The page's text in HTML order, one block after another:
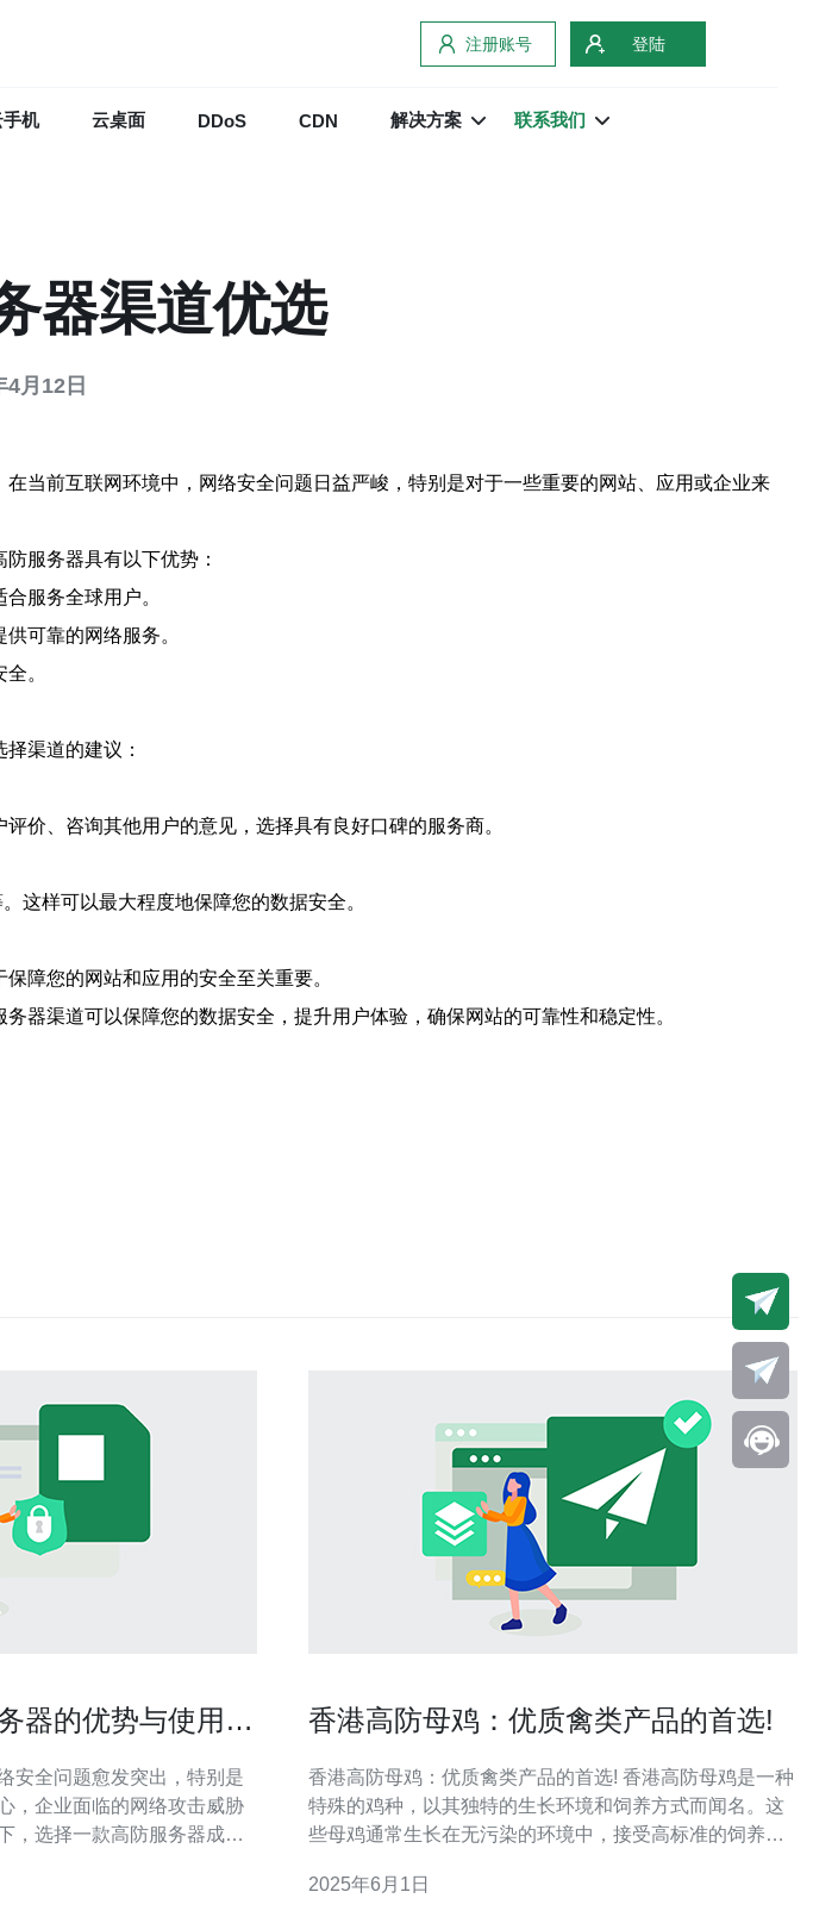
注册账号 登陆
手机 云桌面 DDoS CDN 解决方案 联系我们
器渠道优选
4月12日
当前互联网环境中，网络安全问题日益严峻，特别是对于一些重要的网站、应用或企业来
服务器具有以下优势：
服务全球用户。
可靠的网络服务。
。
渠道的建议：
价、咨询其他用户的意见，选择具有良好口碑的服务商。
这样可以最大程度地保障您的数据安全。
障您的网站和应用的安全至关重要。
器渠道可以保障您的数据安全，提升用户体验，确保网站的可靠性和稳定性。
器的优势与使用技
安全问题愈发突出，特别是
，企业面临的网络攻击威胁
，选择一款高防服务器成为
香港高防母鸡：优质禽类产品的首选!
香港高防母鸡：优质禽类产品的首选! 香港高防母鸡是一种
特殊的鸡种，以其独特的生长环境和饲养方式而闻名。这
些母鸡通常生长在无污染的环境中，接受高标准的饲养管
费者的认可，成为优质禽类产品的首选。 香港高防母鸡的
2025年6月1日